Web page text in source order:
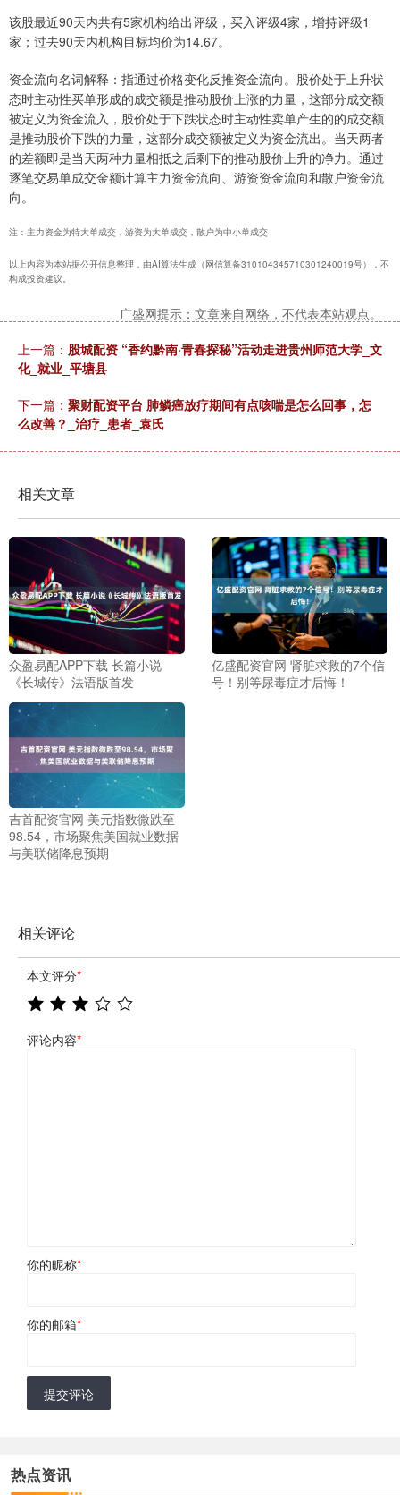
该股最近90天内共有5家机构给出评级，买入评级4家，增持评级1
家；过去90天内机构目标均价为14.67。
资金流向名词解释：指通过价格变化反推资金流向。股价处于上升状
态时主动性买单形成的成交额是推动股价上涨的力量，这部分成交额
被定义为资金流入，股价处于下跌状态时主动性卖单产生的的成交额
是推动股价下跌的力量，这部分成交额被定义为资金流出。当天两者
的差额即是当天两种力量相抵之后剩下的推动股价上升的净力。通过
逐笔交易单成交金额计算主力资金流向、游资资金流向和散户资金流
向。
注：主力资金为特大单成交，游资为大单成交，散户为中小单成交
以上内容为本站据公开信息整理，由AI算法生成（网信算备310104345710301240019号），不
构成投资建议。
广盛网提示：文章来自网络，不代表本站观点。
上一篇： 股城配资 “香约黔南·青春探秘”活动走进贵州师范大学_文
化_就业_平塘县
下一篇： 聚财配资平台 肺鳞癌放疗期间有点咳喘是怎么回事，怎
么改善？_治疗_患者_袁氏
相关文章
众盈易配APP下载 长篇小说
《长城传》法语版首发
亿盛配资官网 肾脏求救的7个信
号！别等尿毒症才后悔！
吉首配资官网 美元指数微跌至
98.54，市场聚焦美国就业数据
与美联储降息预期
相关评论
本文评分*
评论内容*
你的昵称*
你的邮箱*
提交评论
热点资讯